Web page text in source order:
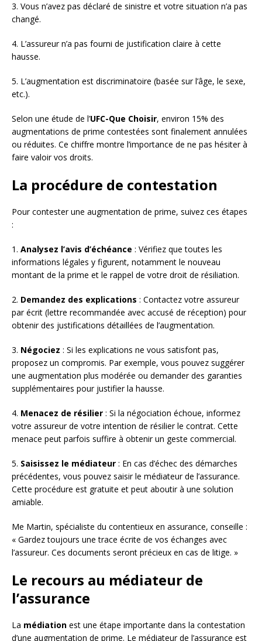
3. Vous n’avez pas déclaré de sinistre et votre situation n’a pas
changé.
4. L’assureur n’a pas fourni de justification claire à cette
hausse.
5. L’augmentation est discriminatoire (basée sur l’âge, le sexe,
etc.).
Selon une étude de l’UFC-Que Choisir, environ 15% des
augmentations de prime contestées sont finalement annulées
ou réduites. Ce chiffre montre l’importance de ne pas hésiter à
faire valoir vos droits.
La procédure de contestation
Pour contester une augmentation de prime, suivez ces étapes
:
1. Analysez l’avis d’échéance : Vérifiez que toutes les
informations légales y figurent, notamment le nouveau
montant de la prime et le rappel de votre droit de résiliation.
2. Demandez des explications : Contactez votre assureur
par écrit (lettre recommandée avec accusé de réception) pour
obtenir des justifications détaillées de l’augmentation.
3. Négociez : Si les explications ne vous satisfont pas,
proposez un compromis. Par exemple, vous pouvez suggérer
une augmentation plus modérée ou demander des garanties
supplémentaires pour justifier la hausse.
4. Menacez de résilier : Si la négociation échoue, informez
votre assureur de votre intention de résilier le contrat. Cette
menace peut parfois suffire à obtenir un geste commercial.
5. Saisissez le médiateur : En cas d’échec des démarches
précédentes, vous pouvez saisir le médiateur de l’assurance.
Cette procédure est gratuite et peut aboutir à une solution
amiable.
Me Martin, spécialiste du contentieux en assurance, conseille :
« Gardez toujours une trace écrite de vos échanges avec
l’assureur. Ces documents seront précieux en cas de litige. »
Le recours au médiateur de
l’assurance
La médiation est une étape importante dans la contestation
d’une augmentation de prime. Le médiateur de l’assurance est